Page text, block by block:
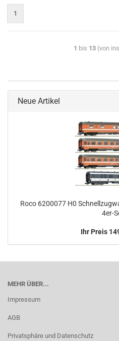
1
1 bis 13 (von
Neue Artikel
Roco 6200077 H0
4er-
Ihr Preis
MEHR ÜBER...
Impressum
AGB
Privatsphäre und Datenschutz